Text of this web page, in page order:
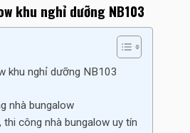
khu nghỉ dưỡng NB103
khu nghỉ dưỡng NB103
nhà bungalow
công nhà bungalow uy tín